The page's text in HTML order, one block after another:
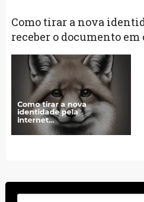
Como tirar a nova
receber o documento em